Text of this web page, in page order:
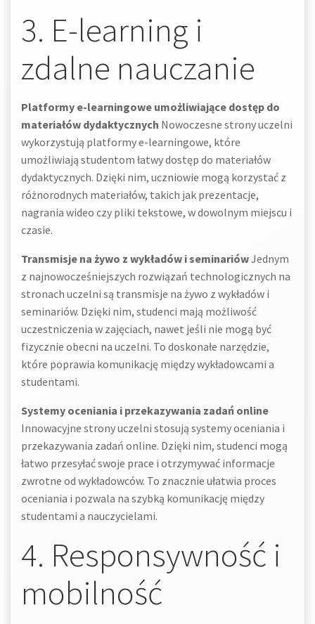
3. E-learning i
zdalne nauczanie
Platformy e-learningowe umożliwiające dostęp do
materiałów dydaktycznych Nowoczesne strony uczelni
wykorzystują platformy e-learningowe, które
umożliwiają studentom łatwy dostęp do materiałów
dydaktycznych. Dzięki nim, uczniowie mogą korzystać z
różnorodnych materiałów, takich jak prezentacje,
nagrania wideo czy pliki tekstowe, w dowolnym miejscu i
czasie.
Transmisje na żywo z wykładów i seminariówJednym
z najnowocześniejszych rozwiązań technologicznych na
stronach uczelni są transmisje na żywo z wykładów i
seminariów. Dzięki nim, studenci mają możliwość
uczestniczenia w zajęciach, nawet jeśli nie mogą być
fizycznie obecni na uczelni. To doskonałe narzędzie,
które poprawia komunikację między wykładowcami a
studentami.
Systemy oceniania i przekazywania zadań online
Innowacyjne strony uczelni stosują systemy oceniania i
przekazywania zadań online. Dzięki nim, studenci mogą
łatwo przesyłać swoje prace i otrzymywać informacje
zwrotne od wykładowców. To znacznie ułatwia proces
oceniania i pozwala na szybką komunikację między
studentami a nauczycielami.
4. Responsywność i
mobilność